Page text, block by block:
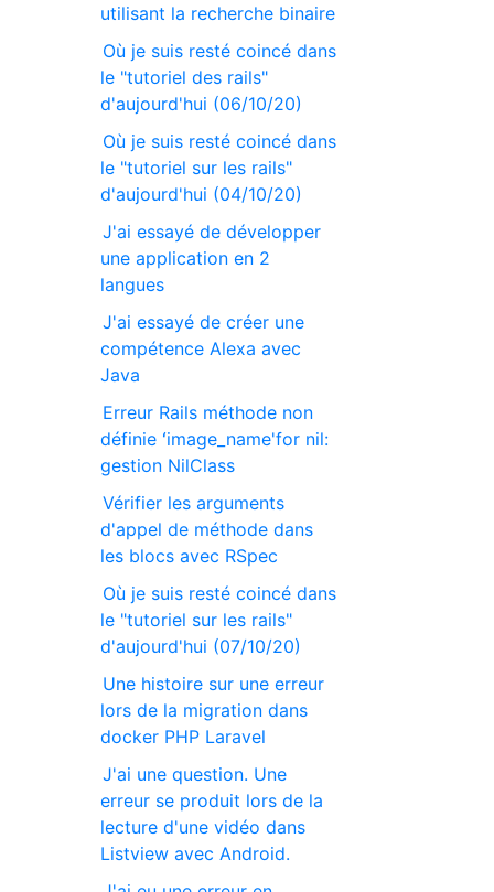
utilisant la recherche binaire
Où je suis resté coincé dans
le "tutoriel des rails"
d'aujourd'hui (06/10/20)
Où je suis resté coincé dans
le "tutoriel sur les rails"
d'aujourd'hui (04/10/20)
J'ai essayé de développer
une application en 2
langues
J'ai essayé de créer une
compétence Alexa avec
Java
Erreur Rails méthode non
définie ʻimage_name'for nil:
gestion NilClass
Vérifier les arguments
d'appel de méthode dans
les blocs avec RSpec
Où je suis resté coincé dans
le "tutoriel sur les rails"
d'aujourd'hui (07/10/20)
Une histoire sur une erreur
lors de la migration dans
docker PHP Laravel
J'ai une question. Une
erreur se produit lors de la
lecture d'une vidéo dans
Listview avec Android.